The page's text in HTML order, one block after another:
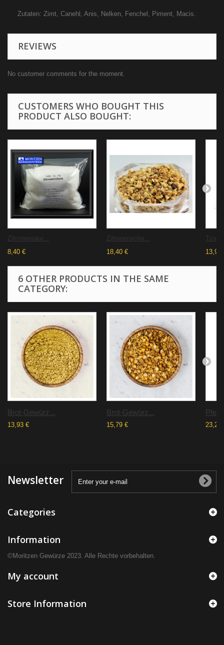
Zutaten: Zimt, Canehl, Anis, Nelken, Fenchel, Piment, Macis.
REVIEWS
No customer comments for the moment.
CUSTOMERS WHO BOUGHT THIS
PRODUCT ALSO BOUGHT:
Zitronensäur...
8,40 €
Zitronenscha...
18,40 €
13,93
6 OTHER PRODUCTS IN THE SAME
CATEGORY:
Brot-Gewürz...
13,93 €
Brot-Gewürz...
15,79 € 23,27
Newsletter
Categories
Information
©Moritzen Gewürze 2023. Alle Rechte vorbehalten.
My account
Store Information